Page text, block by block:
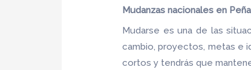
Mudanzas nacionales en
Mudarse es una de las
cambio, proyectos, metas e
cortos y tendrás que